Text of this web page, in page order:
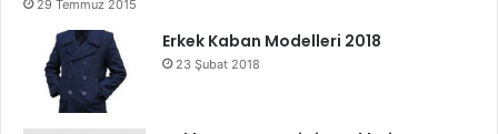
29 Temmuz 2015
Erkek Kaban Modelleri 2018
23 Şubat 2018